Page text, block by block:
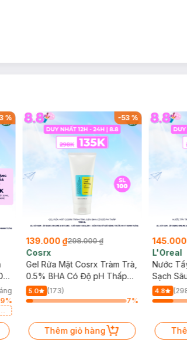
%
%
-53%
139.000 ₫298.000 ₫
Cosrx
Gel Rửa Mặt Cosrx Tràm Trà,
0.5% BHA Có Độ pH Thấp
150ml
5.0
(173)
7%
Thêm giỏ hàng
L'Oreal
Nước
Sạch
4.8